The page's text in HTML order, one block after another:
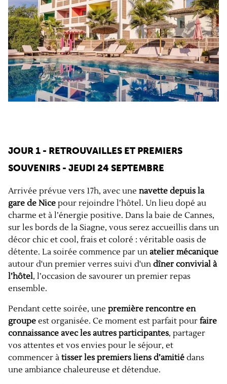
JOUR 1 - RETROUVAILLES ET PREMIERS
SOUVENIRS - JEUDI 24 SEPTEMBRE
Arrivée prévue vers 17h, avec une navette depuis la
gare de Nice pour rejoindre l’hôtel. Un lieu dopé au
charme et à l’énergie positive. Dans la baie de Cannes,
sur les bords de la Siagne, vous serez accueillis dans un
décor chic et cool, frais et coloré : véritable oasis de
détente. La soirée commence par un atelier mécanique
autour d'un premier verres suivi d'un dîner convivial à
l’hôtel, l’occasion de savourer un premier repas
ensemble.
Pendant cette soirée, une première rencontre en
groupe est organisée. Ce moment est parfait pour faire
connaissance avec les autres participantes, partager
vos attentes et vos envies pour le séjour, et
commencer à tisser les premiers liens d’amitié dans
une ambiance chaleureuse et détendue.